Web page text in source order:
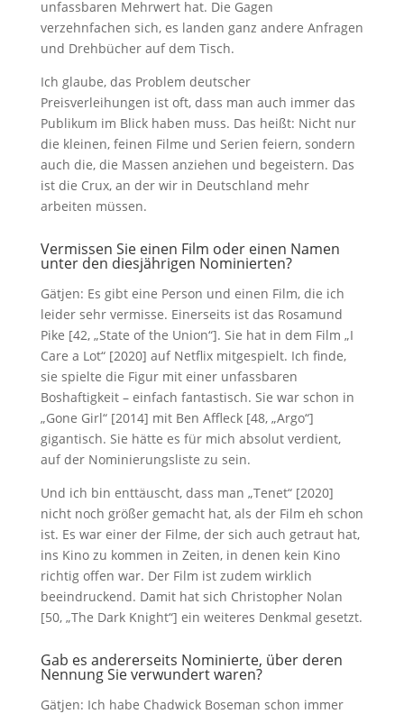
unfassbaren Mehrwert hat. Die Gagen
verzehnfachen sich, es landen ganz andere Anfragen
und Drehbücher auf dem Tisch.
Ich glaube, das Problem deutscher
Preisverleihungen ist oft, dass man auch immer das
Publikum im Blick haben muss. Das heißt: Nicht nur
die kleinen, feinen Filme und Serien feiern, sondern
auch die, die Massen anziehen und begeistern. Das
ist die Crux, an der wir in Deutschland mehr
arbeiten müssen.
Vermissen Sie einen Film oder einen Namen
unter den diesjährigen Nominierten?
Gätjen: Es gibt eine Person und einen Film, die ich
leider sehr vermisse. Einerseits ist das Rosamund
Pike [42, „State of the Union“]. Sie hat in dem Film „I
Care a Lot“ [2020] auf Netflix mitgespielt. Ich finde,
sie spielte die Figur mit einer unfassbaren
Boshaftigkeit – einfach fantastisch. Sie war schon in
„Gone Girl“ [2014] mit Ben Affleck [48, „Argo“]
gigantisch. Sie hätte es für mich absolut verdient,
auf der Nominierungsliste zu sein.
Und ich bin enttäuscht, dass man „Tenet“ [2020]
nicht noch größer gemacht hat, als der Film eh schon
ist. Es war einer der Filme, der sich auch getraut hat,
ins Kino zu kommen in Zeiten, in denen kein Kino
richtig offen war. Der Film ist zudem wirklich
beeindruckend. Damit hat sich Christopher Nolan
[50, „The Dark Knight“] ein weiteres Denkmal gesetzt.
Gab es andererseits Nominierte, über deren
Nennung Sie verwundert waren?
Gätjen: Ich habe Chadwick Boseman schon immer